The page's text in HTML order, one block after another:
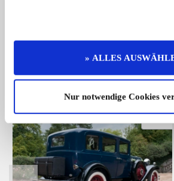
» ALLES
Nur notwendige Cookies